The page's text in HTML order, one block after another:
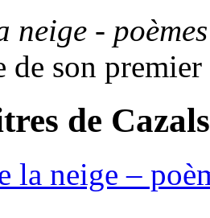
neige -
de son
de
la neige –